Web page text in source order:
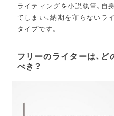
ライティングを小説執筆、自
てしまい、納期を守らないラ
タイプです。
フリーのライターは、
べき？